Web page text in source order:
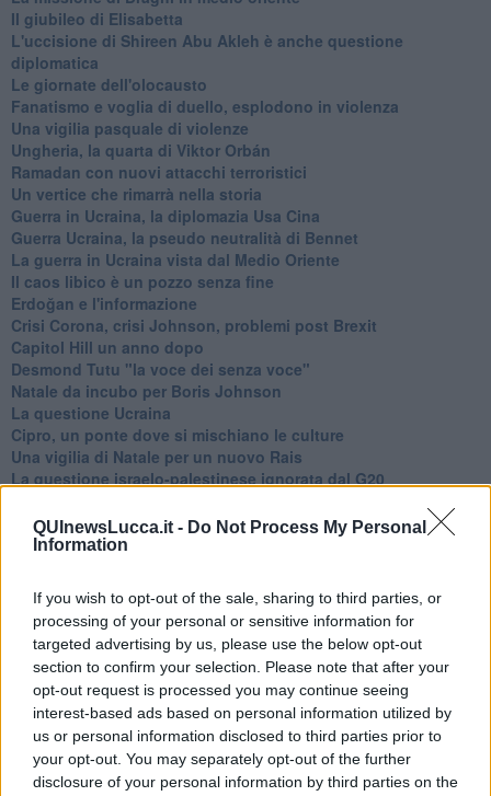
QUInewsLucca.it - Do Not Process My Personal
Information
If you wish to opt-out of the sale, sharing to third parties, or
processing of your personal or sensitive information for
targeted advertising by us, please use the below opt-out
section to confirm your selection. Please note that after your
opt-out request is processed you may continue seeing
interest-based ads based on personal information utilized by
us or personal information disclosed to third parties prior to
your opt-out. You may separately opt-out of the further
disclosure of your personal information by third parties on the
Il giubileo di Elisabetta
L'uccisione di Shireen Abu Akleh è anche questione
diplomatica
Le giornate dell'olocausto
Fanatismo e voglia di duello, esplodono in violenza
Una vigilia pasquale di violenze
Ungheria, la quarta di Viktor Orbán
Ramadan con nuovi attacchi terroristici
Un vertice che rimarrà nella storia
Guerra in Ucraina, la diplomazia Usa Cina
Guerra Ucraina, la pseudo neutralità di Bennet
La guerra in Ucraina vista dal Medio Oriente
​Il caos libico è un pozzo senza fine
Erdoğan e l'informazione
Crisi Corona, crisi Johnson, problemi post Brexit
Capitol Hill un anno dopo
Desmond Tutu "la voce dei senza voce"
Natale da incubo per Boris Johnson
La questione Ucraina
Cipro, un ponte dove si mischiano le culture
Una vigilia di Natale per un nuovo Rais
La questione israelo-palestinese ignorata dal G20
Libano, collasso economico e guerra civile
Johnson, da Trump a Biden alla Brexit
Biden, primo presidente USA non in guerra
Papa Bergoglio vedrà Viktor Orbán
Bennet, un giorno in attesa di Biden
Il ritorno dei talebani
​La lenta agonia del Libano
Sudafrica, è allarme alimentare
Usa di nuovo al centro della geopolitica internazionale
L’appuntamento di Israele con il cambiamento
La farsa delle elezioni in Siria
In Medioriente non ci sono favole, solo realtà